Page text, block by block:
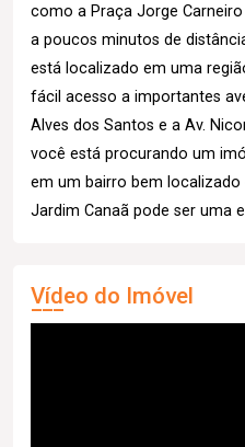
como a Praça Jorge
a poucos minutos de
está localizado em uma
fácil acesso a importantes
Alves dos Santos e a Av.
você está procurando um
em um bairro bem
Jardim Canaã pode ser uma
Vídeo do Imóvel